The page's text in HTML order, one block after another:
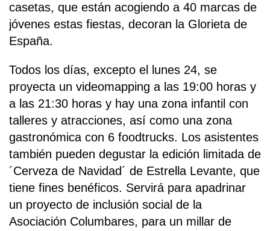
casetas, que están acogiendo a 40 marcas de
jóvenes estas fiestas, decoran la Glorieta de
España.
Todos los días, excepto el lunes 24, se
proyecta un videomapping a las 19:00 horas y
a las 21:30 horas y hay una zona infantil con
talleres y atracciones, así como una zona
gastronómica con 6 foodtrucks. Los asistentes
también pueden degustar la edición limitada de
´Cerveza de Navidad´ de Estrella Levante, que
tiene fines benéficos. Servirá para apadrinar
un proyecto de inclusión social de la
Asociación Columbares, para un millar de